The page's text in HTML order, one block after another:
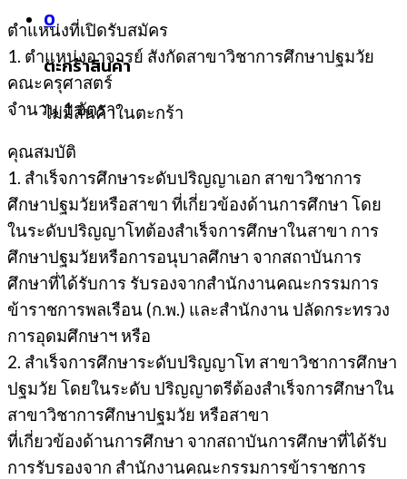
0
ตะกร้าสินค้า
ไม่มีสินค้าในตะกร้า
ตำแหน่งที่เปิดรับสมัคร
1. ตําแหน่งอาจารย์ สังกัดสาขาวิชาการศึกษาปฐมวัย
คณะครุศาสตร์
จํานวน 1 อัตรา
คุณสมบัติ
1. สําเร็จการศึกษาระดับปริญญาเอก สาขาวิชาการ
ศึกษาปฐมวัยหรือสาขา ที่เกี่ยวข้องด้านการศึกษา โดย
ในระดับปริญญาโทต้องสําเร็จการศึกษาในสาขา การ
ศึกษาปฐมวัยหรือการอนุบาลศึกษา จากสถาบันการ
ศึกษาที่ได้รับการ รับรองจากสํานักงานคณะกรรมการ
ข้าราชการพลเรือน (ก.พ.) และสํานักงาน ปลัดกระทรวง
การอุดมศึกษาฯ หรือ
2. สําเร็จการศึกษาระดับปริญญาโท สาขาวิชาการศึกษา
ปฐมวัย โดยในระดับ ปริญญาตรีต้องสําเร็จการศึกษาใน
สาขาวิชาการศึกษาปฐมวัย หรือสาขา
ที่เกี่ยวข้องด้านการศึกษา จากสถาบันการศึกษาที่ได้รับ
การรับรองจาก สํานักงานคณะกรรมการข้าราชการ